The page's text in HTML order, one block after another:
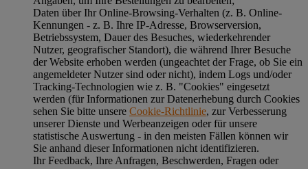
Daten über Ihr Online-Browsing-Verhalten (z. B. Online-
Kennungen - z. B. Ihre IP-Adresse, Browserversion,
Betriebssystem, Dauer des Besuches, wiederkehrender
Nutzer, geografischer Standort), die während Ihrer Besuche
der Website erhoben werden (ungeachtet der Frage, ob Sie ein
angemeldeter Nutzer sind oder nicht), indem Logs und/oder
Tracking-Technologien wie z. B. "Cookies" eingesetzt
werden (für Informationen zur Datenerhebung durch Cookies
sehen Sie bitte unsere Cookie-Richtlinie, zur Verbesserung
unserer Dienste und Werbeanzeigen oder für unsere
statistische Auswertung - in den meisten Fällen können wir
Sie anhand dieser Informationen nicht identifizieren.
Ihr Feedback, Ihre Anfragen, Beschwerden, Fragen oder